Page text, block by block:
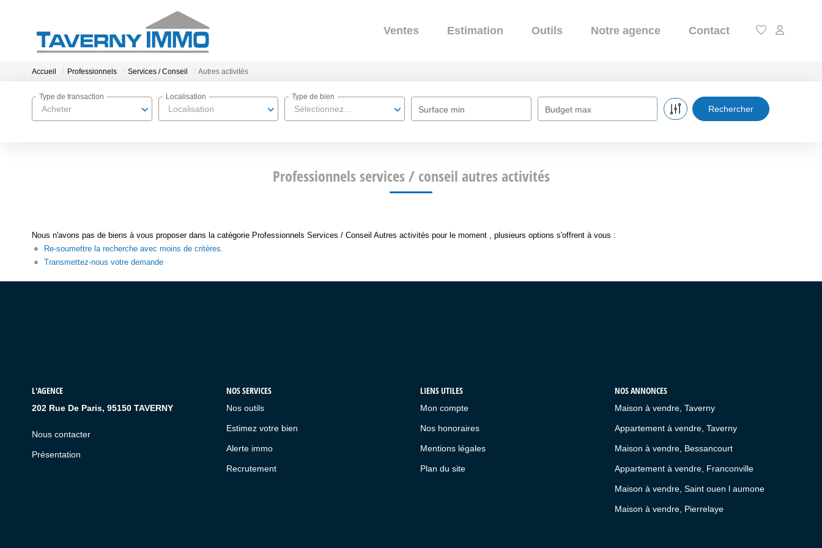
Ventes Estimation Outils Notre agence Contact
Accueil Professionnels Services / Conseil Autres activités
Acheter
Type de transaction
Localisation
Localisation
Sélectionnez...
Type de bien
Surface min Budget max
Professionnels services / conseil autres activités
Nous n'avons pas de biens à vous proposer dans la catégorie Professionnels Services / Conseil Autres activités pour le moment , plusieurs options s'offrent à vous :
Re-soumettre la recherche avec moins de critères.
Transmettez-nous votre demande
L'AGENCE
202 Rue De Paris, 95150 TAVERNY
Nous contacter
Présentation
NOS SERVICES
Nos outils
Estimez votre bien
Alerte immo
Recrutement
LIENS UTILES
Mon compte
Nos honoraires
Mentions légales
Plan du site
NOS ANNONCES
Maison à vendre, Taverny
Appartement à vendre, Taverny
Maison à vendre, Bessancourt
Appartement à vendre, Franconville
Maison à vendre, Saint ouen l aumone
Maison à vendre, Pierrelaye